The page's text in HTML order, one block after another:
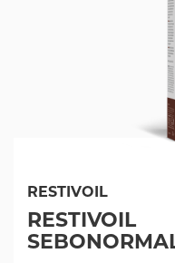
RESTIVOIL
RESTIVOIL